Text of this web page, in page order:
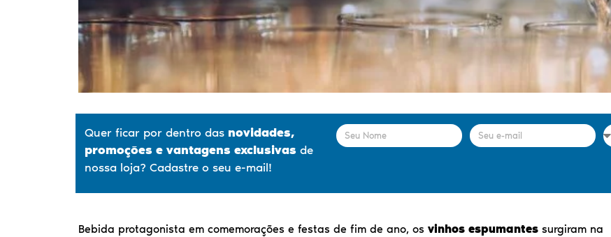
Quer ficar por dentro das novidades,
promoções e vantagens exclusivas de
nossa loja? Cadastre o seu e-mail!
Bebida protagonista em comemorações e festas de fim de ano, os vinhos espumantes surgiram na